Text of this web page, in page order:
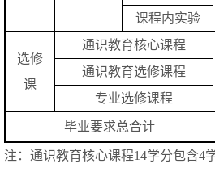
课程内实验
选修
课
通识教育核心课程
通识教育选修课程
专业选修课程
毕业要求总合计
注：通识教育核心课程14学分包含4